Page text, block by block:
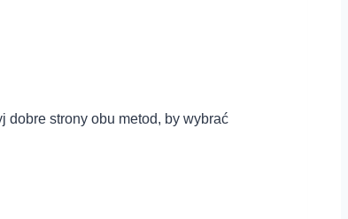
dobre strony obu metod, by wybrać